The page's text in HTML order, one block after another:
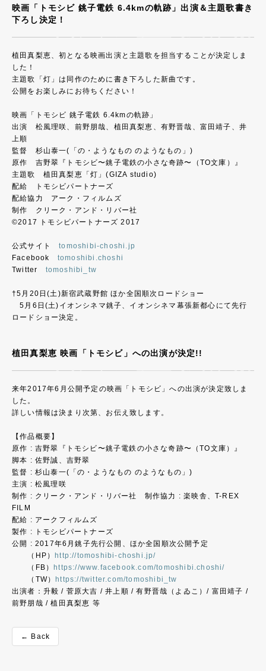
映画「トモシビ 銚子電鉄 6.4kmの軌跡」出演＆主題歌書き
下ろし決定！
植田真梨恵、初となる映画出演と主題歌を担当することが決定しま
した！
主題歌「灯」は同作のために書き下ろした新曲です。
公開をお楽しみにお待ちください！
映画「トモシビ 銚子電鉄 6.4kmの軌跡」
出演 松風理咲、前野朋哉、植田真梨恵、有野晋哉、富田靖子、井
上順
監督 杉山泰一(「の・ようなもの のようなもの」)
原作 吉野翠『トモシビ〜銚子電鉄の小さな奇跡〜（TO文庫）』
主題歌 植田真梨恵「灯」(GIZA studio)
配給 トモシビパートナーズ
配給協力 アーク・フィルムズ
制作 クリーク・アンド・リバー社
©2017 トモシビパートナーズ 2017
公式サイトtomoshibi-choshi.jp
Facebook tomoshibi.choshi
Twitter tomoshibi_tw
†5月20日(土)新宿武蔵野館 ほか全国順次ロードショー
5月6日(土)イオンシネマ銚子、イオンシネマ幕張新都心にて先行
ロードショー決定。
植田真梨恵 映画「トモシビ」への出演が決定!!
来年2017年6月公開予定の映画「トモシビ」への出演が決定致しま
した。
詳しい情報は決まり次第、お伝え致します。
【作品概要】
原作 : 吉野翠『トモシビ〜銚子電鉄の小さな奇跡〜（TO文庫）』
脚本 : 佐野誠、吉野翠
監督 : 杉山泰一(「の・ようなもの のようなもの」)
主演 : 松風理咲
制作 : クリーク・アンド・リバー社 制作協力 : 楽映舎、T-REX
FILM
配給 : アークフィルムズ
製作 : トモシビパートナーズ
公開 : 2017年6月銚子先行公開、ほか全国順次公開予定
（HP）http://tomoshibi-choshi.jp/
（FB）https://www.facebook.com/tomoshibi.choshi/
（TW）https://twitter.com/tomoshibi_tw
出演者：升毅 / 菅原大吉 / 井上順 / 有野晋哉（よゐこ）/ 富田靖子 /
前野朋哉 / 植田真梨恵 等
← Back